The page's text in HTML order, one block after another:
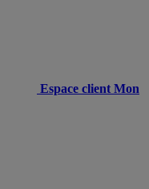
Espace client Mon